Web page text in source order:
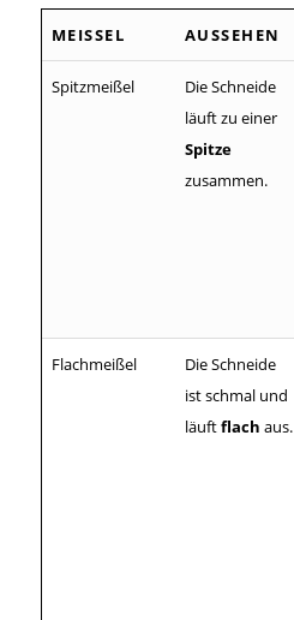
MEISSEL AUSSEHEN
Spitzmeißel
Die Schneide
läuft zu einer
Spitze
zusammen.
Flachmeißel
Die Schneide
ist schmal und
läuftflach aus.